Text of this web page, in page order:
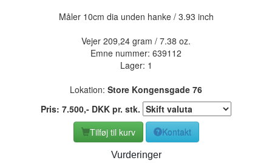
Måler 10cm dia unden hanke / 3.93 inch
Vejer 209,24 gram / 7.38 oz.
Emne nummer: 639112
Lager: 1
Lokation: Store Kongensgade 76
Pris: 7.500,- DKK pr. stk.
Tilføj til kurv
Kontakt
Vurderinger